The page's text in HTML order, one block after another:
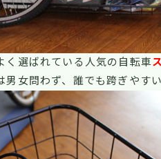
く選ばれている人気の自転車
男女問わず、誰でも跨ぎやす